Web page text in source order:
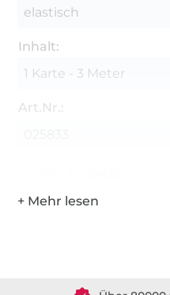
elastisch
Inhalt:
1 Karte - 3 Meter
Art.Nr.: